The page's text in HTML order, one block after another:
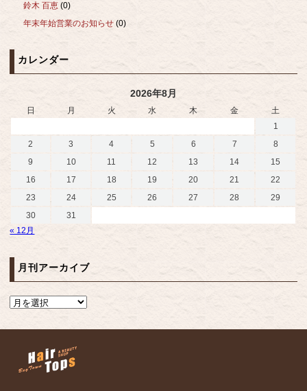
鈴木 百恵 (0)
年末年始営業のお知らせ (0)
カレンダー
2026年8月
日 月 火 水 木 金
土
1
2
3 4 5 6 7
8
9
10 11 12 13 14
15
16
17 18 19 20 21
22
23
24 25 26 27 28
29
30
31
« 12月
月刊アーカイブ